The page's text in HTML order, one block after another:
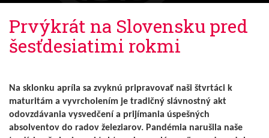
Prvýkrát na Slovensku pred
šesťdesiatimi rokmi
Na sklonku apríla sa zvyknú pripravovať naši štvrtáci k
maturitám a vyvrcholením je tradičný slávnostný akt
odovzdávania vysvedčení a prijímania úspešných
absolventov do radov železiarov. Pandémia narušila naše